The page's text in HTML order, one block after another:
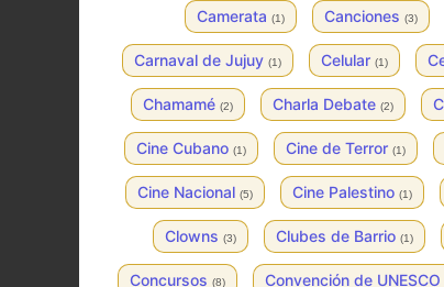
Camerata (1) Canciones (3)
Carnaval de Jujuy (1) Celular (1)
Chamamé (2) Charla Debate (2)
Cine Cubano (1) Cine de Terror (1)
Cine Nacional (5) Cine Palestino (1)
Clowns (3) Clubes de Barrio (1)
Concursos (8) Convención de